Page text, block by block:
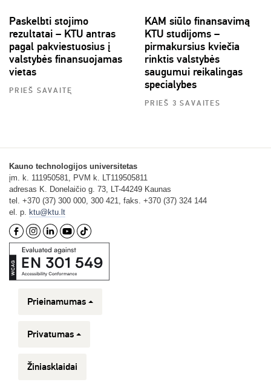
Paskelbti stojimo
rezultatai – KTU antras
pagal pakviestuosius į
valstybės finansuojamas
vietas
PRIEŠ SAVAITĘ
KAM siūlo finansavimą
KTU studijoms –
pirmakursius kviečia
rinktis valstybės
saugumui reikalingas
specialybes
PRIEŠ 3 SAVAITES
Kauno technologijos universitetas
įm. k. 111950581, PVM k. LT119505811
adresas K. Donelaičio g. 73, LT-44249 Kaunas
tel. +370 (37) 300 000, 300 421, faks. +370 (37) 324 144
el. p.
ktu@ktu.lt
Prieinamumas
Privatumas
Žiniasklaidai